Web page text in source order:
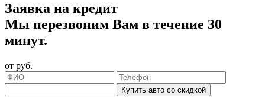
Заявка на кредит
Мы перезвоним Вам в течение 30
минут.
от руб.
Купить авто со скидкой